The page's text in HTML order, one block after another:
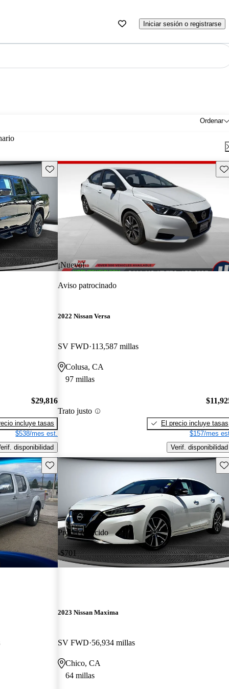
Iniciar sesión o registrarse
Ordenar
Guarda este Aviso
$29,816
incluye tasas
$538/mes est.
disponibilidad
¡Nuevo!
Aviso patrocinado
2022 Nissan Versa
SV FWD 113,587 millas
Colusa, CA
97 millas
Trato justo
El precio incluye tasas
$157/mes
Verif. disponibilidad
Guarda este Aviso
Precio reducido
-$701
2023 Nissan Maxima
SV FWD 56,934 millas
Chico, CA
64 millas